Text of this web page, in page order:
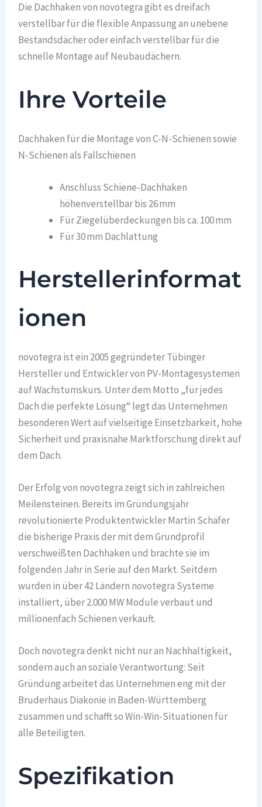
Die Dachhaken von novotegra gibt es dreifach
verstellbar für die flexible Anpassung an unebene
Bestandsdächer oder einfach verstellbar für die
schnelle Montage auf Neubaudächern.
Ihre Vorteile
Dachhaken für die Montage von C-N-Schienen sowie
N-Schienen als Fallschienen
Anschluss Schiene-Dachhaken
höhenverstellbar bis 26 mm
Für Ziegelüberdeckungen bis ca. 100 mm
Für 30 mm Dachlattung
Herstellerinformat
ionen
novotegra ist ein 2005 gegründeter Tübinger
Hersteller und Entwickler von PV-Montagesystemen
auf Wachstumskurs. Unter dem Motto „für jedes
Dach die perfekte Lösung“ legt das Unternehmen
besonderen Wert auf vielseitige Einsetzbarkeit, hohe
Sicherheit und praxisnahe Marktforschung direkt auf
dem Dach.
Der Erfolg von novotegra zeigt sich in zahlreichen
Meilensteinen. Bereits im Gründungsjahr
revolutionierte Produktentwickler Martin Schäfer
die bisherige Praxis der mit dem Grundprofil
verschweißten Dachhaken und brachte sie im
folgenden Jahr in Serie auf den Markt. Seitdem
wurden in über 42 Ländern novotegra Systeme
installiert, über 2.000 MW Module verbaut und
millionenfach Schienen verkauft.
Doch novotegra denkt nicht nur an Nachhaltigkeit,
sondern auch an soziale Verantwortung: Seit
Gründung arbeitet das Unternehmen eng mit der
Bruderhaus Diakonie in Baden-Württemberg
zusammen und schafft so Win-Win-Situationen für
alle Beteiligten.
Spezifikation